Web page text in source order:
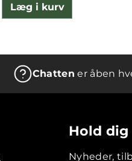
Læg i kurv
Chatten er åben
Hold
Nyheder,